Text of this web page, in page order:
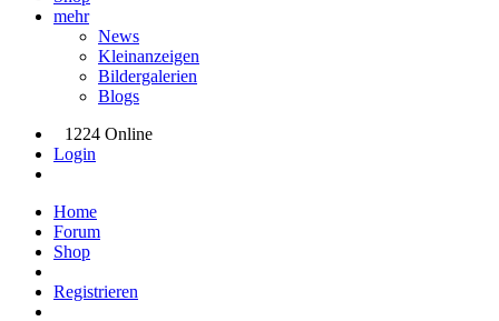
mehr
News
Kleinanzeigen
Bildergalerien
Blogs
1224 Online
Login
Home
Forum
Shop
Registrieren